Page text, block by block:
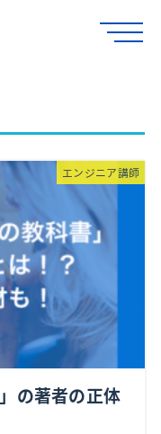
エンジニア講師
の著者の正体